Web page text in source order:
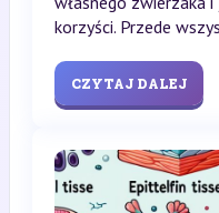
korzyści. Przede
CZYTAJ DALEJ